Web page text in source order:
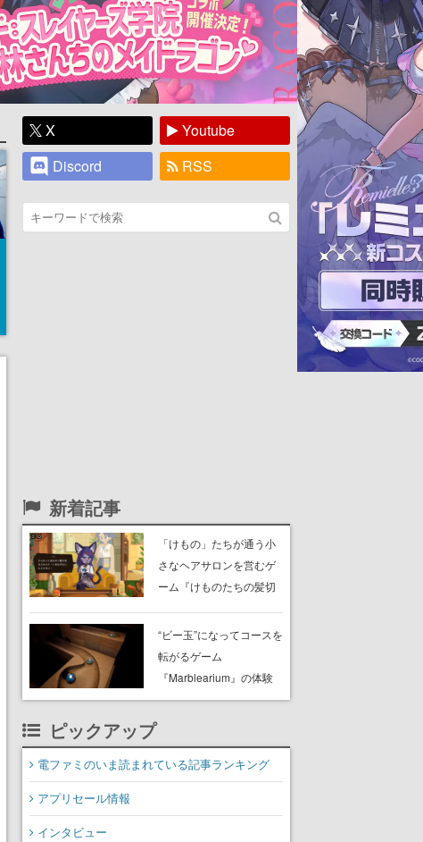
X
Youtube
Discord
RSS
新着記事
「けもの」たちが通う小
さなヘアサロンを営むゲ
ーム『けものたちの髪切
始。悩みを持ったお客様
と会話を交わし“本当に望
んでる髪型”を見つけ出す
“ビー玉”になってコースを
転がるゲーム
『Marblearium』の体験
版がSteamで本日8月7日
ピックアップ
電ファミのいま読まれている記事ランキング
アプリセール情報
インタビュー